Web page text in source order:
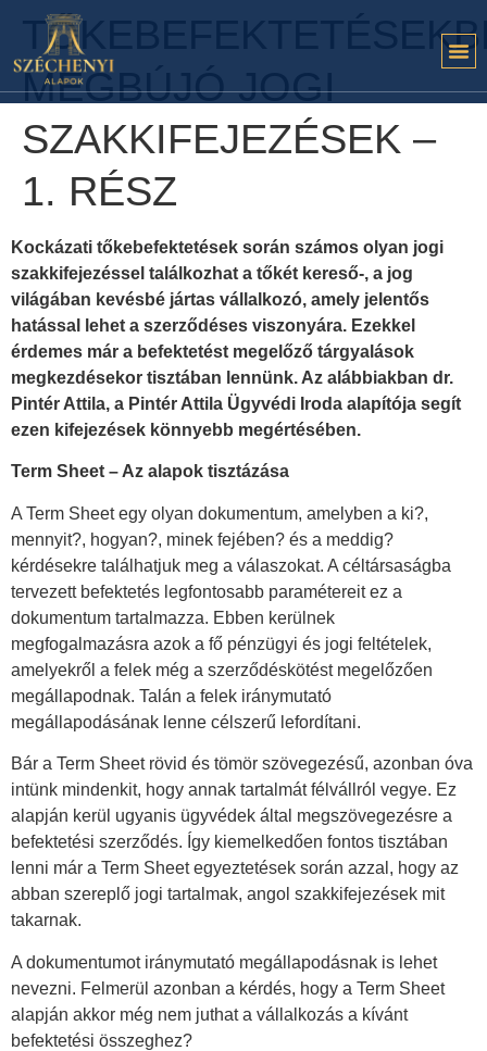
MEGBÚJÓ JOGI
SZAKKIFEJEZÉSEK –
1. RÉSZ
Kockázati tőkebefektetések során számos olyan jogi
szakkifejezéssel találkozhat a tőkét kereső-, a jog
világában kevésbé jártas vállalkozó, amely jelentős
hatással lehet a szerződéses viszonyára. Ezekkel
érdemes már a befektetést megelőző tárgyalások
megkezdésekor tisztában lennünk. Az alábbiakban dr.
Pintér Attila, a Pintér Attila Ügyvédi Iroda alapítója segít
ezen kifejezések könnyebb megértésében.
Term Sheet – Az alapok tisztázása
A Term Sheet egy olyan dokumentum, amelyben a ki?,
mennyit?, hogyan?, minek fejében? és a meddig?
kérdésekre találhatjuk meg a válaszokat. A céltársaságba
tervezett befektetés legfontosabb paramétereit ez a
dokumentum tartalmazza. Ebben kerülnek
megfogalmazásra azok a fő pénzügyi és jogi feltételek,
amelyekről a felek még a szerződéskötést megelőzően
megállapodnak. Talán a felek iránymutató
megállapodásának lenne célszerű lefordítani.
Bár a Term Sheet rövid és tömör szövegezésű, azonban óva
intünk mindenkit, hogy annak tartalmát félvállról vegye. Ez
alapján kerül ugyanis ügyvédek által megszövegezésre a
befektetési szerződés. Így kiemelkedően fontos tisztában
lenni már a Term Sheet egyeztetések során azzal, hogy az
abban szereplő jogi tartalmak, angol szakkifejezések mit
takarnak.
A dokumentumot iránymutató megállapodásnak is lehet
nevezni. Felmerül azonban a kérdés, hogy a Term Sheet
alapján akkor még nem juthat a vállalkozás a kívánt
befektetési összeghez?